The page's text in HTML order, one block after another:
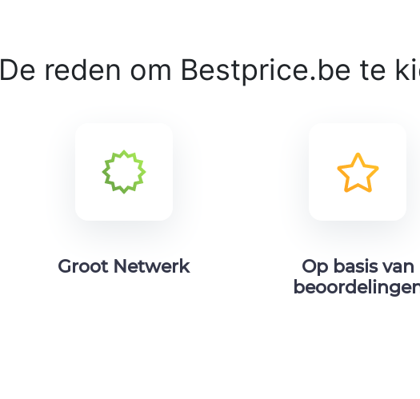
De reden om Bestprice.be te
Groot Netwerk
Op basis van